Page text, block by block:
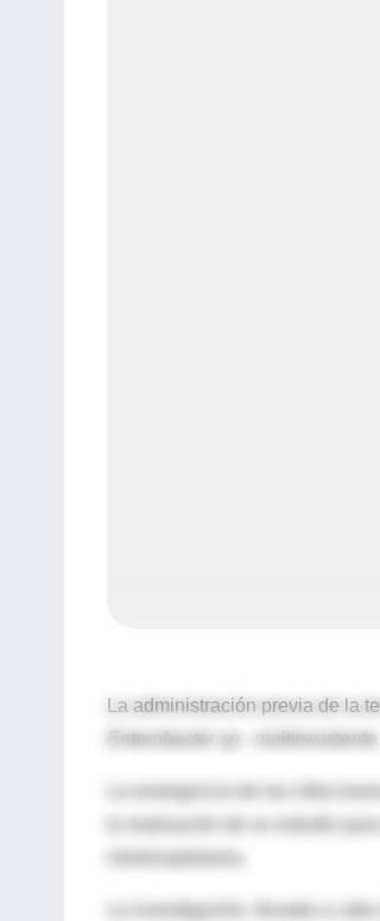
La administración previa de la
Enterobacter sp
- multiresistente.
La emergencia de las
La investigación, llevada a